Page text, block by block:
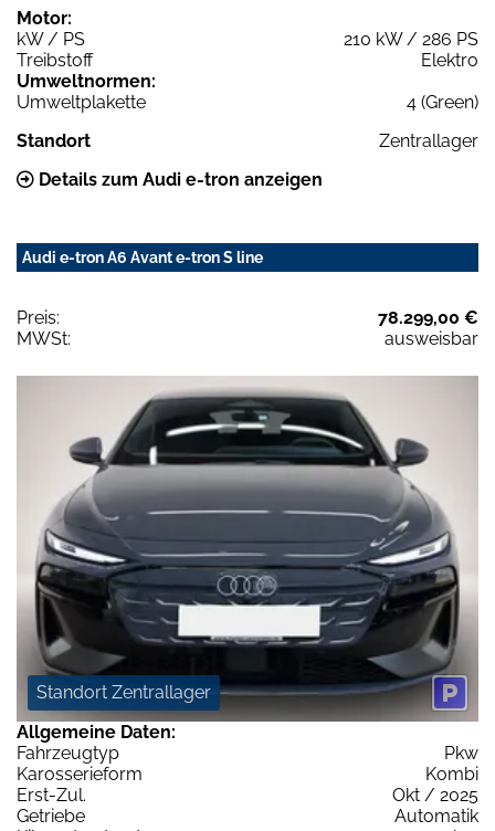
Motor:
kW / PS
210 kW / 286 PS
Treibstoff
Elektro
Umweltnormen:
Umweltplakette
4 (Green)
Standort
Zentrallager
Details zum Audi e-tron anzeigen
Audi e-tron A6 Avant e-tron S line
Preis:
78.299,00 €
MWSt:
ausweisbar
Standort Zentrallager
Allgemeine Daten:
Fahrzeugtyp
Pkw
Karosserieform
Kombi
Erst-Zul.
Okt / 2025
Getriebe
Automatik